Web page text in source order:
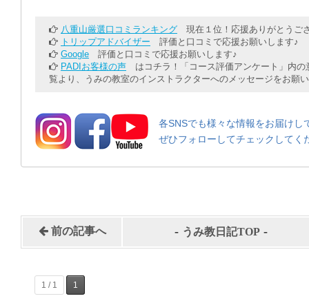
八重山厳選口コミランキング 現在１位！応援ありがとうご
トリップアドバイザー 評価と口コミで応援お願いします♪
Google 評価と口コミで応援お願いします♪
PADIお客様の声 はコチラ！「コース評価アンケート」内の
覧より、うみの教室のインストラクターへのメッセージをお願
各SNSでも様々な情報をお届けし
ぜひフォローしてチェックしてく
前の記事へ - うみ教日記TOP -
1 / 1 1